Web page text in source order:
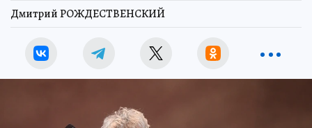
Дмитрий РОЖДЕСТВЕНСКИЙ